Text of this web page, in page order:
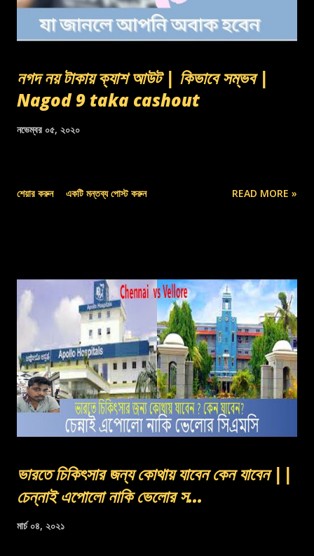
নগদ নয় টাকায় ক্যাশ আউট | কিভাবে সম্ভব |
Nagod 9 taka cashout
নভেম্বর ০৫, ২০২০
শেয়ার করুন একটি মন্তব্য পোস্ট করুন READ MORE »
ভারতে চিকিৎসার জন্য কোথায় যাবেন কেন যাবেন ||
চেন্নাই এপোলো নাকি ভেলোর স...
মার্চ ০৪, ২০২১